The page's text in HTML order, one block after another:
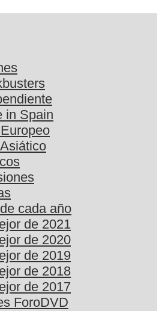
in Spain
cada año
de 2021
de 2020
de 2019
de 2018
de 2017
ForoDVD